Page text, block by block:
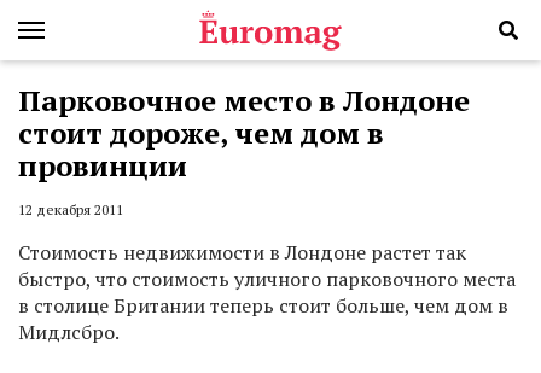
Парковочное место в Лондоне
стоит дороже, чем дом в
провинции
12 декабря 2011
Стоимость недвижимости в Лондоне растет так
быстро, что стоимость уличного парковочного места
в столице Британии теперь стоит больше, чем дом в
Мидлсбро.